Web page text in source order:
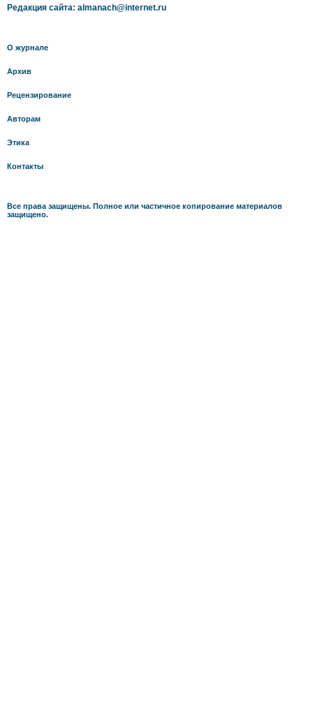
Редакция сайта: almanach@internet.ru
О журнале
Архив
Рецензирование
Авторам
Этика
Контакты
Все права защищены. Полное или частичное копирование материалов
защищено.